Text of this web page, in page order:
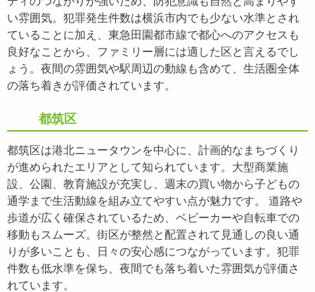
い雰囲気。犯罪発生件数は横浜市内でも少ない水準とされ
ていることに加え、東急田園都市線で都心へのアクセスも
良好なことから、ファミリー層には適した区と言えるでし
ょう。夜間の雰囲気や駅周辺の動線も含めて、生活圏全体
の落ち着きが評価されています。
都筑区
都筑区は港北ニュータウンを中心に、計画的なまちづくり
が進められたエリアとして知られています。大型商業施
設、公園、教育施設が充実し、週末の買い物から子どもの
通学まで生活動線を組み立てやすい点が魅力です。 道路や
歩道が広く確保されているため、ベビーカーや自転車での
移動もスムーズ。街区が整然と配置されて見通しの良い通
りが多いことも、日々の安心感につながっています。犯罪
件数も低水準を保ち、夜間でも落ち着いた雰囲気が評価さ
れています。